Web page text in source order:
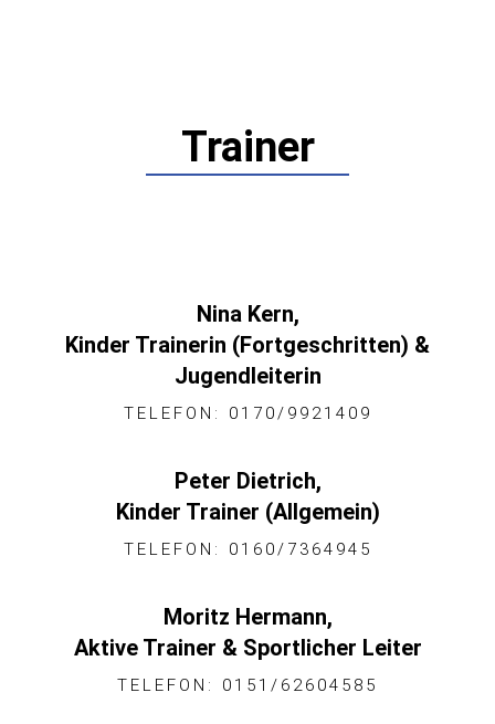
Trainer
Nina Kern,
Kinder Trainerin (Fortgeschritten) &
Jugendleiterin
TELEFON: 0170/9921409
Peter Dietrich,
Kinder Trainer (Allgemein)
TELEFON: 0160/7364945
Moritz Hermann,
Aktive Trainer & Sportlicher Leiter
TELEFON: 0151/62604585